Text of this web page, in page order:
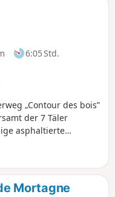
6:05 Std.
„Contour des bois”
der 7 Täler
asphaltierte
Natur.
Mortagne